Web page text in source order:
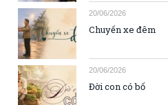
20/06/2026
Chuyến xe đêm
20/06/2026
Đời con có bố